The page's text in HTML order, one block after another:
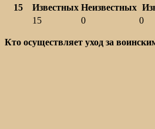
15
Известных Неизвестных
15
0 0
Кто осуществляет уход за